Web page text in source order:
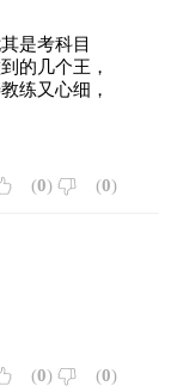
是考科目
的几个王，
练又心细，
(0) (0)
(0) (0)